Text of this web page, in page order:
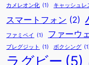
カメレオン化 (1) キャッシュレ
スマートフォン (2)
ファミペイ (1) ファーウ
ブレグジット (1) ボクシング
ラグビー (5)